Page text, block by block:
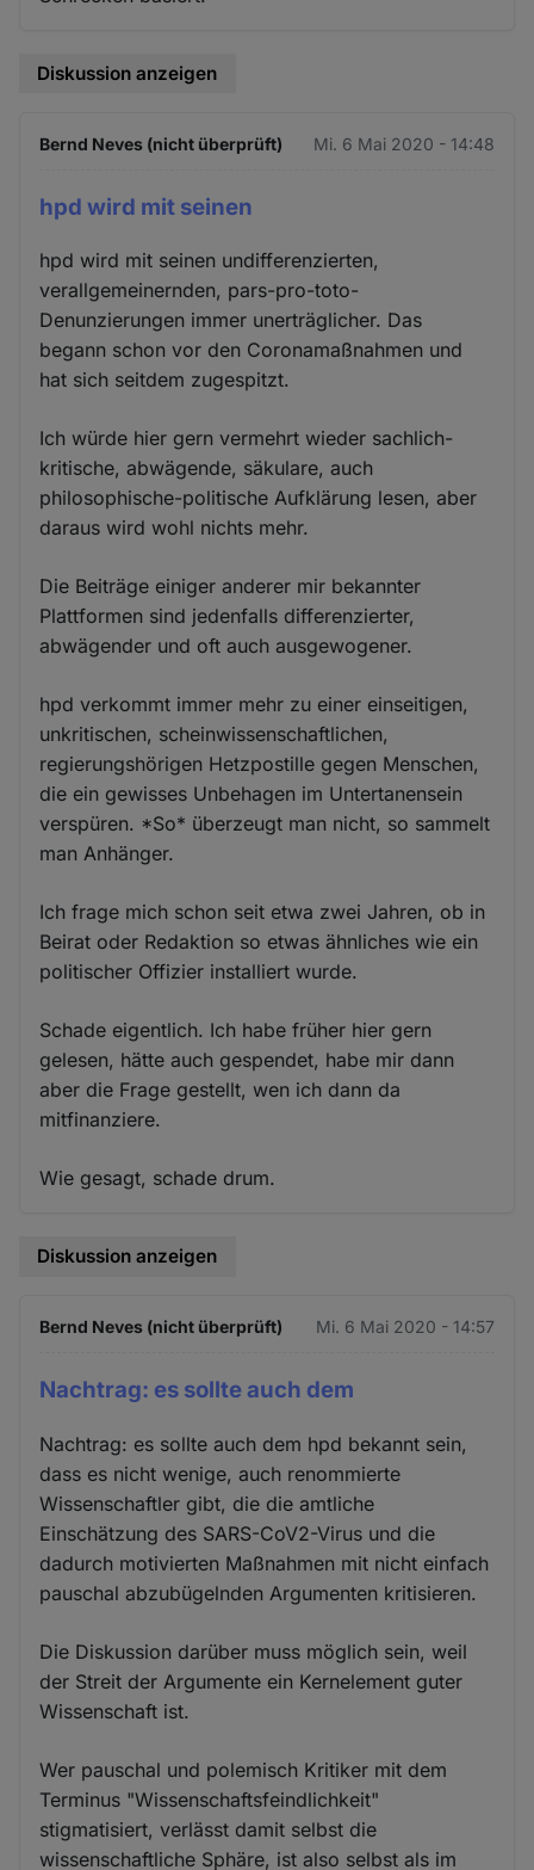
Diskussion anzeigen
Bernd Neves (nicht überprüft) Mi. 6 Mai 2020 - 14:48
hpd wird mit seinen
hpd wird mit seinen undifferenzierten,
verallgemeinernden, pars-pro-toto-
Denunzierungen immer unerträglicher. Das
begann schon vor den Coronamaßnahmen und
hat sich seitdem zugespitzt.
Ich würde hier gern vermehrt wieder sachlich-
kritische, abwägende, säkulare, auch
philosophische-politische Aufklärung lesen, aber
daraus wird wohl nichts mehr.
Die Beiträge einiger anderer mir bekannter
Plattformen sind jedenfalls differenzierter,
abwägender und oft auch ausgewogener.
hpd verkommt immer mehr zu einer einseitigen,
unkritischen, scheinwissenschaftlichen,
regierungshörigen Hetzpostille gegen Menschen,
die ein gewisses Unbehagen im Untertanensein
verspüren. *So* überzeugt man nicht, so sammelt
man Anhänger.
Ich frage mich schon seit etwa zwei Jahren, ob in
Beirat oder Redaktion so etwas ähnliches wie ein
politischer Offizier installiert wurde.
Schade eigentlich. Ich habe früher hier gern
gelesen, hätte auch gespendet, habe mir dann
aber die Frage gestellt, wen ich dann da
mitfinanziere.
Wie gesagt, schade drum.
Diskussion anzeigen
Bernd Neves (nicht überprüft) Mi. 6 Mai 2020 - 14:57
Nachtrag: es sollte auch dem
Nachtrag: es sollte auch dem hpd bekannt sein,
dass es nicht wenige, auch renommierte
Wissenschaftler gibt, die die amtliche
Einschätzung des SARS-CoV2-Virus und die
dadurch motivierten Maßnahmen mit nicht einfach
pauschal abzubügelnden Argumenten kritisieren.
Die Diskussion darüber muss möglich sein, weil
der Streit der Argumente ein Kernelement guter
Wissenschaft ist.
Wer pauschal und polemisch Kritiker mit dem
Terminus "Wissenschaftsfeindlichkeit"
stigmatisiert, verlässt damit selbst die
wissenschaftliche Sphäre, ist also selbst als im